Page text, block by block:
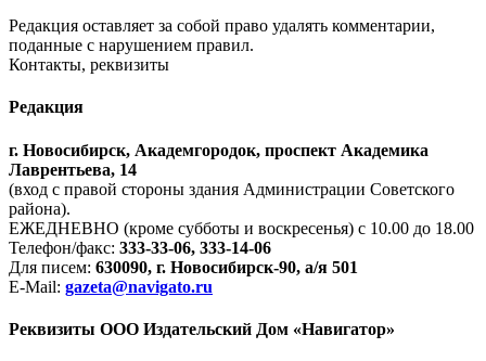
Редакция оставляет за собой право удалять комментарии,
поданные с нарушением правил.
Контакты, реквизиты
Редакция
г. Новосибирск, Академгородок, проспект Академика
Лаврентьева, 14
(вход с правой стороны здания Администрации Советского
района).
ЕЖЕДНЕВНО (кроме субботы и воскресенья) с 10.00 до 18.00
Телефон/факс: 333-33-06, 333-14-06
Для писем: 630090, г. Новосибирск-90, а/я 501
E-Mail: gazeta@navigato.ru
Реквизиты ООО Издательский Дом «Навигатор»